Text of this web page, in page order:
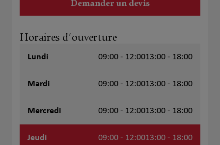
Demander un devis
Horaires d'ouverture
Lundi 09:00 - 12:0013:00 - 18:00
Mardi 09:00 - 12:0013:00 - 18:00
Mercredi 09:00 - 12:0013:00 - 18:00
Jeudi 09:00 - 12:0013:00 - 18:00